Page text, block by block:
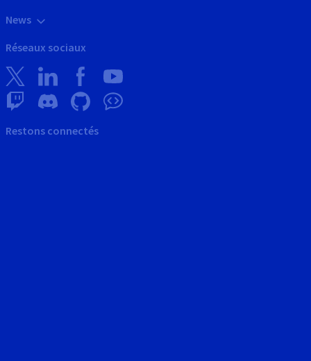
News
Réseaux sociaux
Restons connectés